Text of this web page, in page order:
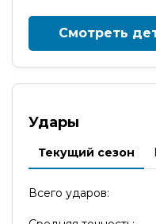
Смотреть
Удары
Текущий сезон
Всего ударов: